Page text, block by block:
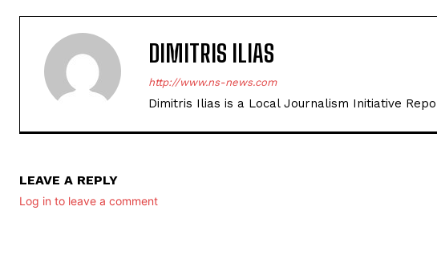
DIMITRIS ILIAS
http://www.ns-news.com
Dimitris Ilias is a Local Journalism Initiative
LEAVE A REPLY
Log in to leave a comment